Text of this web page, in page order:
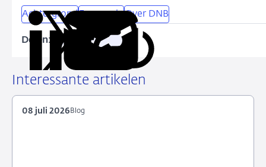
Achtergrond Over DNB
Delen:
Deel
LinkedIn
via
X
Deel
Facebook
Deel
e-
Kopieer
Interessante artikelen
Blog
08 juli 2026